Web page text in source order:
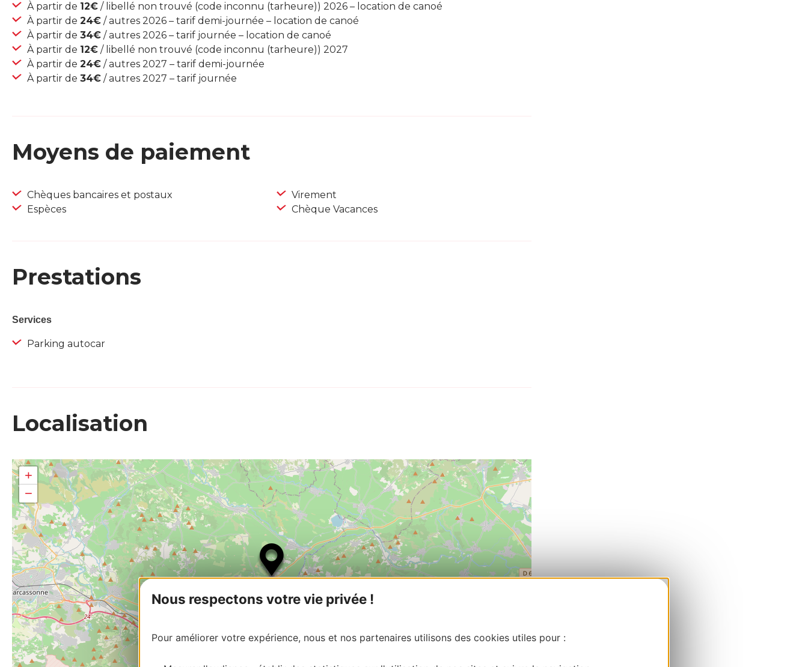
Nous respectons votre vie privée !
Pour améliorer votre expérience, nous et nos partenaires utilisons des cookies utiles pour :
À partir de 12€ / libellé non trouvé (code inconnu (tarheure)) 2026 – location de canoé
À partir de 24€ / autres 2026 – tarif demi-journée – location de canoé
À partir de 34€ / autres 2026 – tarif journée – location de canoé
À partir de 12€ / libellé non trouvé (code inconnu (tarheure)) 2027
À partir de 24€ / autres 2027 – tarif demi-journée
À partir de 34€ / autres 2027 – tarif journée
Moyens de paiement
Chèques bancaires et postaux
Espèces
Virement
Chèque Vacances
Prestations
Services
Parking autocar
Localisation
+
−